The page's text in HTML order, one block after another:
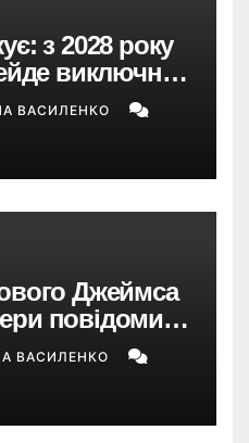
з 2028 року
виключно
ВАСИЛЕНКО
Джеймса
повідомили
ВАСИЛЕНКО